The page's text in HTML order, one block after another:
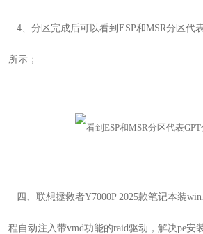
4、分区完成后可以看到ESP和MSR分区代
所示；
四、联想拯救者Y7000P 2025款笔记本装
程自动注入带vmd功能的raid驱动，解决pe安